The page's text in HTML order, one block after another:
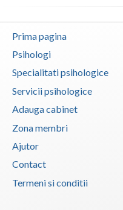
Prima pagina
Psihologi
Specialitati psihologice
Servicii psihologice
Adauga cabinet
Zona membri
Ajutor
Contact
Termeni si conditii